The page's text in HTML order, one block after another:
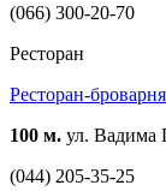
(066) 300-20-70
Ресторан
Ресторан-
100 м. ул. Вадима
(044) 205-35-25